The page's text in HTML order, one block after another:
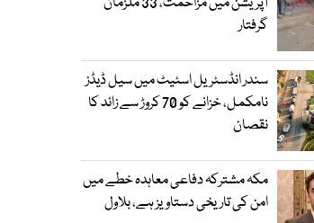
گرفتار
سندر انڈسٹریل اسٹیٹ میں سیل ڈیڈز
نامکمل، خزانے کو 70 کروڑ سے زائد کا
نقصان
مکہ مشترکہ دفاعی معاہدہ خطے میں
امن کی تاریخی دستاویز ہے، بلاول